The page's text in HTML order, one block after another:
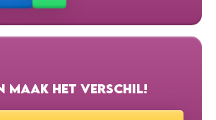
MAAK HET VERSCHIL!